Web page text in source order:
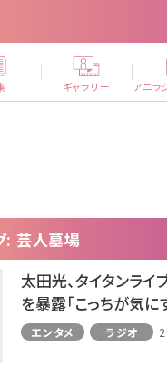
ギャラリー アニラ
: 芸人墓場
太田光、タイタンラ
を暴露「こっちが気に
エンタメ ラジオ